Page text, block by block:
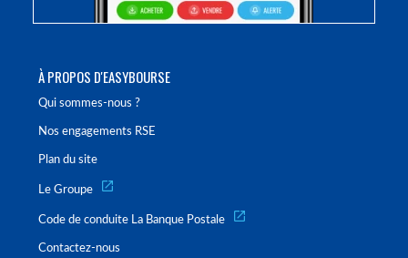
À PROPOS D'EASYBOURSE
Qui sommes-nous ?
Nos engagements RSE
Plan du site
Le Groupe
Code de conduite La Banque Postale
Contactez-nous